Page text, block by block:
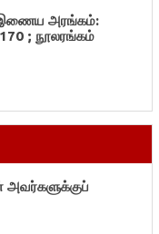
இணைய அரங்கம்:
; நூலரங்கம்
அவர்களுக்குப்